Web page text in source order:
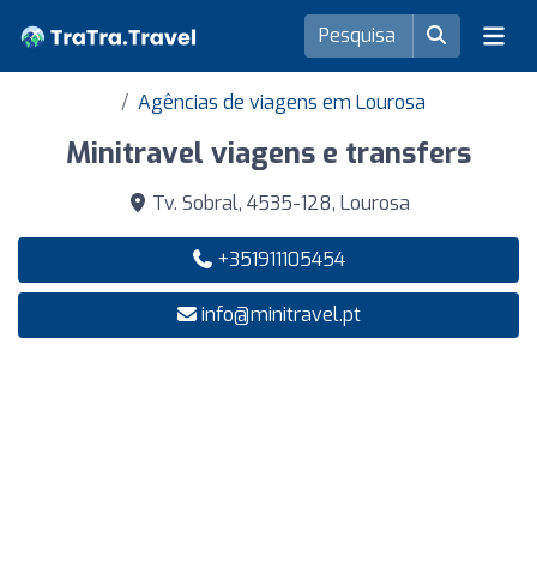
Agências de viagens em Lourosa
Minitravel viagens e transfers
Tv. Sobral, 4535-128, Lourosa
+351911105454
info@minitravel.pt